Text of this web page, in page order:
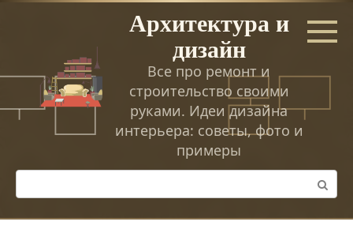
Перейти
Архитектура и
дизайн
Все про ремонт и
строительство своими
руками. Идеи дизайна
интерьера: советы, фото и
примеры
Поиск: